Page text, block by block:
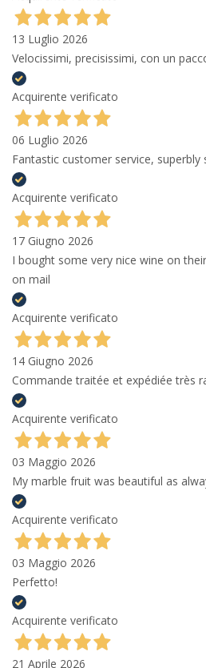
13 Luglio 2026
Velocissimi, precisissimi, con un
Acquirente verificato
06 Luglio 2026
Fantastic customer service,
Acquirente verificato
17 Giugno 2026
I bought some very nice wine on
on mail
Acquirente verificato
14 Giugno 2026
Commande traitée et expédiée très
Acquirente verificato
03 Maggio 2026
My marble fruit was beautiful as
Acquirente verificato
03 Maggio 2026
Perfetto!
Acquirente verificato
21 Aprile 2026